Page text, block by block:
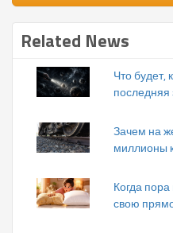
Related News
Что будет,
последняя
Зачем на
миллионы
Когда
свою